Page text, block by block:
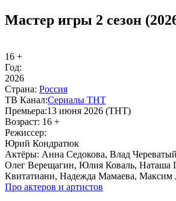
Мастер игры 2 сезон
16 +
Год:
2026
Стра­на: Рос­сия
ТВ Ка­нал:Се­риа­лы ТНТ
Пре­мье­ра:13 июня 2026 (ТНТ)
Воз­раст: 16 +
Ре­жис­сер:
Юрий Кондратюк
Ак­тё­ры: Анна Седокова, Влад
Олег Верещагин, Юлия Коваль, Наташа
Квитатиани, Надежда Мамаева, Максим
Про ак­те­ров и ар­ти­стов